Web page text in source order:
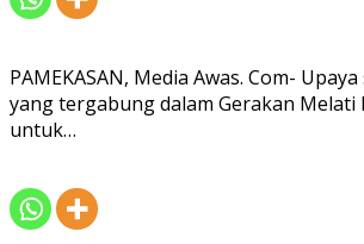
PAMEKASAN, Media Awas. Com-
yang tergabung dalam Gerakan Melati
untuk…